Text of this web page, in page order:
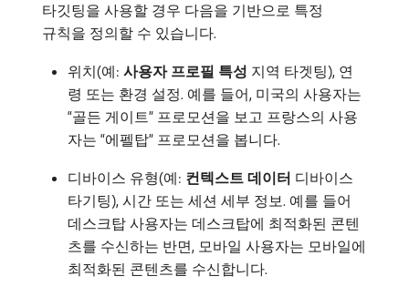
타깃팅을 사용할 경우 다음을 기반으로 특정
규칙을 정의할 수 있습니다.
위치(예: 사용자 프로필 특성 지역 타겟팅), 연
령 또는 환경 설정. 예를 들어, 미국의 사용자는
“골든 게이트” 프로모션을 보고 프랑스의 사용
자는 “에펠탑” 프로모션을 봅니다.
디바이스 유형(예: 컨텍스트 데이터 디바이스
타기팅), 시간 또는 세션 세부 정보. 예를 들어
데스크탑 사용자는 데스크탑에 최적화된 콘텐
츠를 수신하는 반면, 모바일 사용자는 모바일에
최적화된 콘텐츠를 수신합니다.